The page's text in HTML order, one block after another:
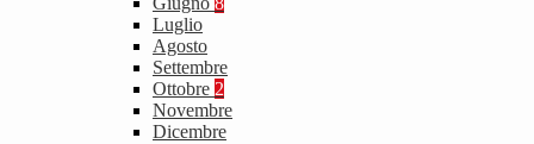
Luglio
Agosto
Settembre
Ottobre 2
Novembre
Dicembre